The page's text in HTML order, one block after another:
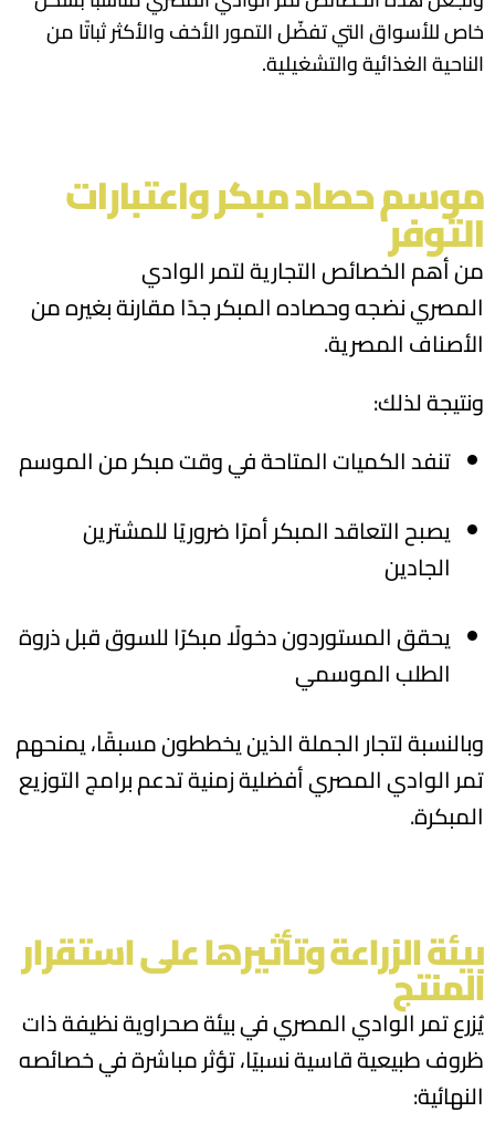
خاص للأسواق التي تفضّل التمور الأخف والأكثر ثباتًا من
الناحية الغذائية والتشغيلية.
موسم حصاد مبكر واعتبارات
التوفر
من أهم الخصائص التجارية لتمر الوادي
المصري نضجه وحصاده المبكر جدًا مقارنة بغيره من
الأصناف المصرية.
ونتيجة لذلك:
تنفد الكميات المتاحة في وقت مبكر من الموسم
يصبح التعاقد المبكر أمرًا ضروريًا للمشترين
الجادين
يحقق المستوردون دخولًا مبكرًا للسوق قبل ذروة
الطلب الموسمي
وبالنسبة لتجار الجملة الذين يخططون مسبقًا، يمنحهم
تمر الوادي المصري أفضلية زمنية تدعم برامج التوزيع
المبكرة.
بيئة الزراعة وتأثيرها على استقرار
المنتج
يُزرع تمر الوادي المصري في بيئة صحراوية نظيفة ذات
ظروف طبيعية قاسية نسبيًا، تؤثر مباشرة في خصائصه
النهائية: